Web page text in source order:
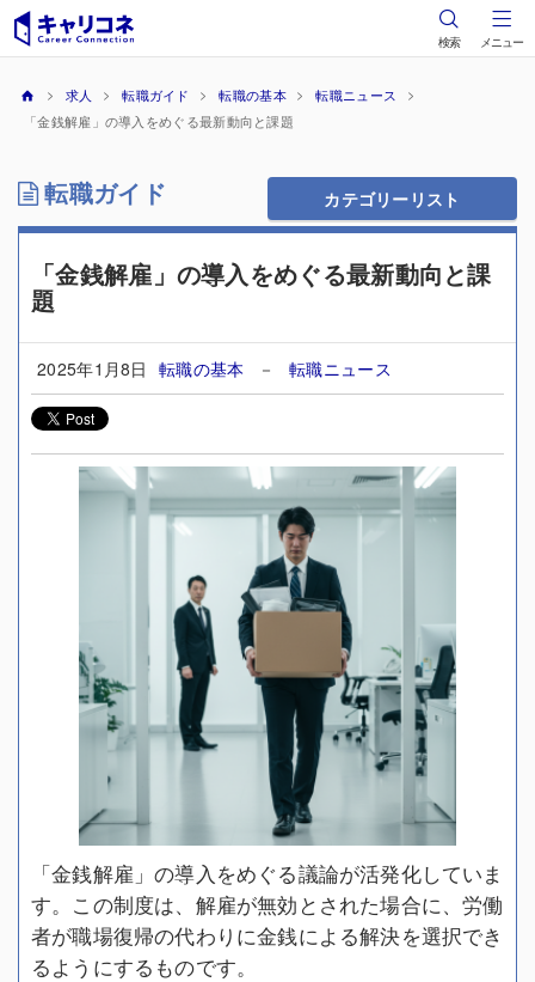
検索 メニュー
求人 転職ガイド 転職の基本
転職ニュース
「金銭解雇」の導入をめぐる最新動向と課題
転職ガイド カテゴリーリスト
「金銭解雇」の導入をめぐる最新動向と課
題
2025年1月8日 転職の基本 －転職ニュース
「金銭解雇」の導入をめぐる議論が活発化していま
す。この制度は、解雇が無効とされた場合に、労働
者が職場復帰の代わりに金銭による解決を選択でき
るようにするものです。